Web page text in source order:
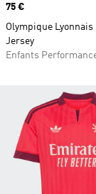
Prix
75 €
Olympique Lyonnais
Jersey
Enfants